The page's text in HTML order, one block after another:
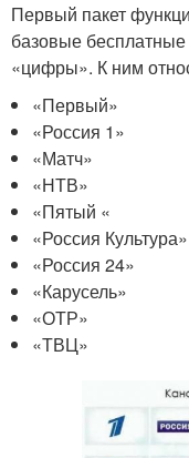
Первый пакет
базовые
«цифры». К ним
«Первый»
«Россия 1»
«Матч»
«НТВ»
«Пятый «
«Россия Культура»
«Россия 24»
«Карусель»
«ОТР»
«ТВЦ»